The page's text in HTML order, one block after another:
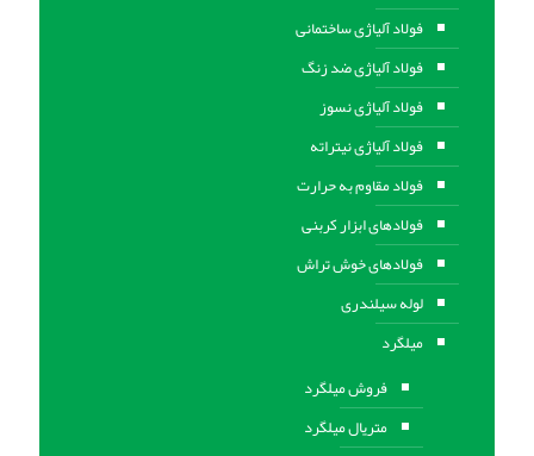
فولاد آلیاژی ساختمانی
فولاد آلیاژی ضد زنگ
فولاد آلیاژی نسوز
فولاد آلیاژی نیتراته
فولاد مقاوم به حرارت
فولادهای ابزار کربنی
فولادهای خوش تراش
لوله سیلندری
میلگرد
فروش میلگرد
متریال میلگرد